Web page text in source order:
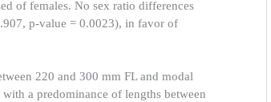
of females. No sex ratio differences
p-value = 0.0023), in favor of
220 and 300 mm FL and modal
a predominance of lengths between